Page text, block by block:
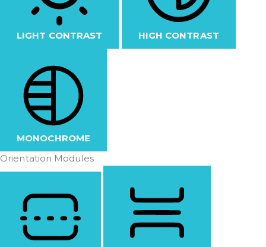
LIGHT CONTRAST HIGH CONTRAST
MONOCHROME
Orientation Modules